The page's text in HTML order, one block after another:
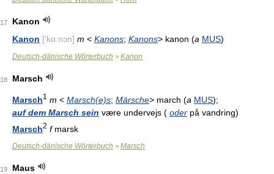
17
Kanon
Kanon ['kɑːnɔn] m < Kanons; Kanons> kanon (a MUS)
Deutsch-dänische Wörterbuch > Kanon
18 Marsch
Marsch1 m < Marsch(e)s; Märsche> march (a MUS);
auf dem Marsch sein være undervejs ( oder på vandring)
Marsch2 fmarsk
Deutsch-dänische Wörterbuch > Marsch
19
Maus